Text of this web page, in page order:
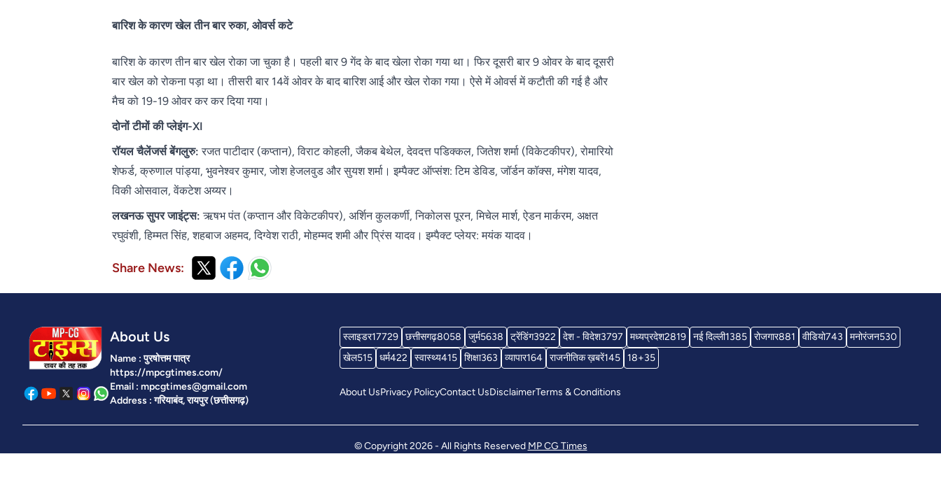
बारिश के कारण खेल तीन बार रुका, ओवर्स कटे
बारिश के कारण तीन बार खेल रोका जा चुका है। पहली बार 9 गेंद के बाद खेला रोका गया था। फिर दूसरी बार 9 ओवर के बाद दूसरी
बार खेल को रोकना पड़ा था। तीसरी बार 14वें ओवर के बाद बारिश आई और खेल रोका गया। ऐसे में ओवर्स में कटौती की गई है और
मैच को 19-19 ओवर कर कर दिया गया।
दोनों टीमों की प्लेइंग-XI
रॉयल चैलेंजर्स बेंगलुरु: रजत पाटीदार (कप्तान), विराट कोहली, जैकब बेथेल, देवदत्त पडिक्कल, जितेश शर्मा (विकेटकीपर), रोमारियो
शेफर्ड, क्रुणाल पांड्या, भुवनेश्वर कुमार, जोश हेजलवुड और सुयश शर्मा। इम्पैक्ट ऑप्संश: टिम डेविड, जॉर्डन कॉक्स, मंगेश यादव,
विकी ओसवाल, वेंकटेश अय्यर।
लखनऊ सुपर जाइंट्स: ऋषभ पंत (कप्तान और विकेटकीपर), अर्शिन कुलकर्णी, निकोलस पूरन, मिचेल मार्श, ऐडन मार्करम, अक्षत
रघुवंशी, हिम्मत सिंह, शहबाज अहमद, दिग्वेश राठी, मोहम्मद शमी और प्रिंस यादव। इम्पैक्ट प्लेयर: मयंक यादव।
Share News:
About Us
Name : पुरषोत्तम पात्र
https://mpcgtimes.com/
Email : mpcgtimes@gmail.com
Address : गरियाबंद, रायपुर (छत्तीसगढ़)
स्लाइडर17729 छत्तीसगढ़8058 जुर्म5638 ट्रेंडिंग3922 देश - विदेश3797 मध्यप्रदेश2819 नई दिल्ली1385 रोजगार881 वीडियो743 मनोरंजन530
खेल515 धर्म422 स्वास्थ्य415 शिक्षा363 व्यापार164 राजनीतिक ख़बरें145 18+35
About UsPrivacy PolicyContact UsDisclaimerTerms & Conditions
© Copyright 2026 - All Rights Reserved MP CG Times